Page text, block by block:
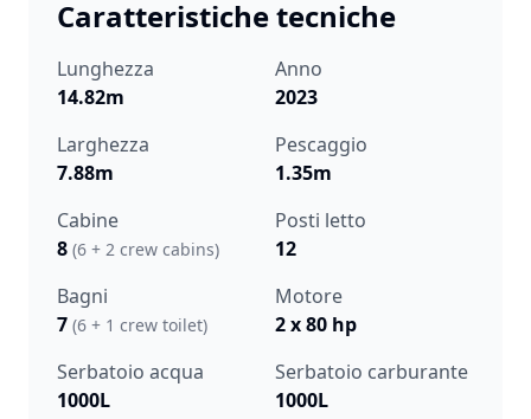
Caratteristiche tecniche
Lunghezza
14.82m
Anno
2023
Larghezza
7.88m
Pescaggio
1.35m
Cabine
8 (6 + 2 crew cabins)
Posti letto
12
Bagni
7 (6 + 1 crew toilet)
Motore
2 x 80 hp
Serbatoio acqua
1000L
Serbatoio carburante
1000L